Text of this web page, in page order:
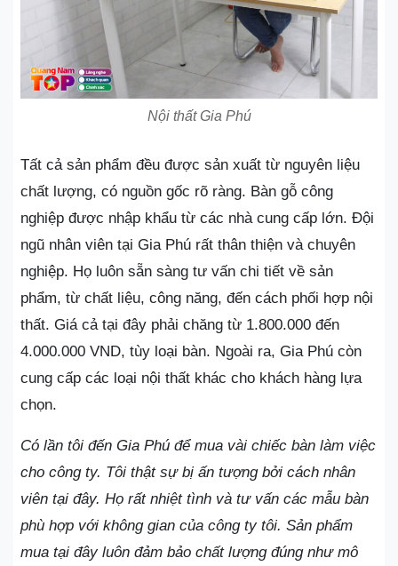
Nội thất Gia Phú
Tất cả sản phẩm đều được sản xuất từ nguyên liệu
chất lượng, có nguồn gốc rõ ràng. Bàn gỗ công
nghiệp được nhập khẩu từ các nhà cung cấp lớn. Đội
ngũ nhân viên tại Gia Phú rất thân thiện và chuyên
nghiệp. Họ luôn sẵn sàng tư vấn chi tiết về sản
phẩm, từ chất liệu, công năng, đến cách phối hợp nội
thất. Giá cả tại đây phải chăng từ 1.800.000 đến
4.000.000 VND, tùy loại bàn. Ngoài ra, Gia Phú còn
cung cấp các loại nội thất khác cho khách hàng lựa
chọn.
Có lần tôi đến Gia Phú để mua vài chiếc bàn làm việc
cho công ty. Tôi thật sự bị ấn tượng bởi cách nhân
viên tại đây. Họ rất nhiệt tình và tư vấn các mẫu bàn
phù hợp với không gian của công ty tôi. Sản phẩm
mua tại đây luôn đảm bảo chất lượng đúng như mô